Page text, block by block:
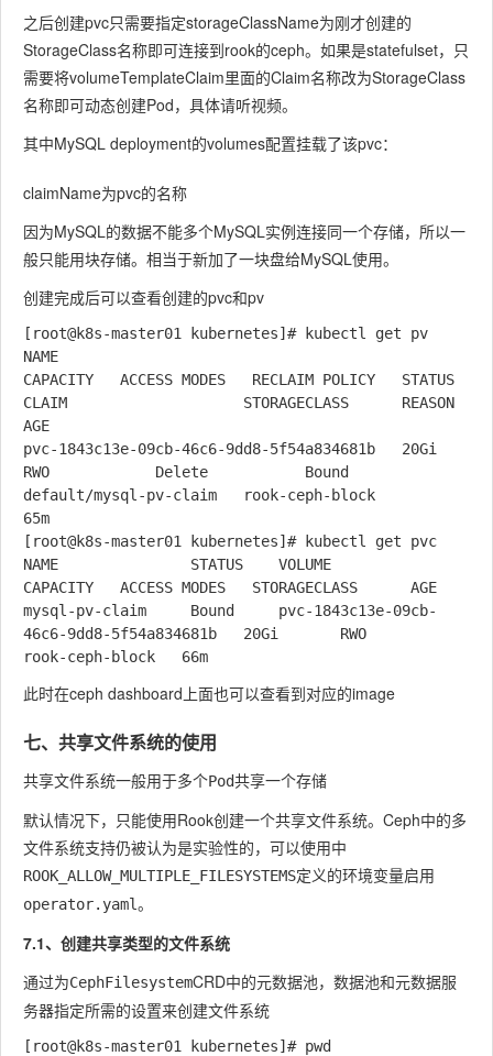
之后创建pvc只需要指定storageClassName为刚才创建的
StorageClass名称即可连接到rook的ceph。如果是statefulset，只
需要将volumeTemplateClaim里面的Claim名称改为StorageClass
名称即可动态创建Pod，具体请听视频。
其中MySQL deployment的volumes配置挂载了该pvc：
claimName为pvc的名称
因为MySQL的数据不能多个MySQL实例连接同一个存储，所以一
般只能用块存储。相当于新加了一块盘给MySQL使用。
创建完成后可以查看创建的pvc和pv
[root@k8s-master01 kubernetes]# kubectl get pv
NAME
CAPACITY   ACCESS MODES   RECLAIM POLICY   STATUS
CLAIM                    STORAGECLASS      REASON
AGE
pvc-1843c13e-09cb-46c6-9dd8-5f54a834681b   20Gi
RWO            Delete           Bound
default/mysql-pv-claim   rook-ceph-block
65m
[root@k8s-master01 kubernetes]# kubectl get pvc
NAME               STATUS    VOLUME
CAPACITY   ACCESS MODES   STORAGECLASS      AGE
mysql-pv-claim     Bound     pvc-1843c13e-09cb-
46c6-9dd8-5f54a834681b   20Gi       RWO
此时在ceph dashboard上面也可以查看到对应的image
七、共享文件系统的使用
共享文件系统一般用于多个Pod共享一个存储
默认情况下，只能使用Rook创建一个共享文件系统。Ceph中的多
文件系统支持仍被认为是实验性的，可以使用中
ROOK_ALLOW_MULTIPLE_FILESYSTEMS定义的环境变量启用
operator.yaml。
7.1、创建共享类型的文件系统
通过为CephFilesystemCRD中的元数据池，数据池和元数据服
务器指定所需的设置来创建文件系统
[root@k8s-master01 kubernetes]# pwd